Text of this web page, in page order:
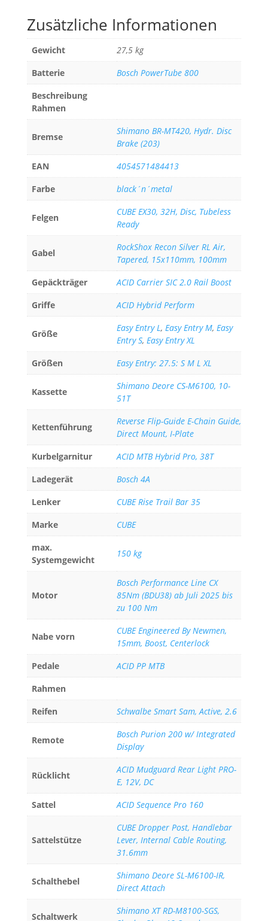
Menge
Zusätzliche Informationen
Gewicht
27,5 kg
Batterie
Bosch PowerTube 800
Beschreibung
Rahmen
Bremse
Shimano BR-MT420, Hydr. Disc
Brake (203)
EAN
4054571484413
Farbe
black´n´metal
Felgen
CUBE EX30, 32H, Disc, Tubeless
Ready
Gabel
RockShox Recon Silver RL Air,
Tapered, 15x110mm, 100mm
Gepäckträger
ACID Carrier SIC 2.0 Rail Boost
Griffe
ACID Hybrid Perform
Größe
Easy Entry L, Easy Entry M, Easy
Entry S, Easy Entry XL
Größen
Easy Entry: 27.5: S M L XL
Kassette
Shimano Deore CS-M6100, 10-
51T
Kettenführung
Reverse Flip-Guide E-Chain Guide,
Direct Mount, I-Plate
Kurbelgarnitur
ACID MTB Hybrid Pro, 38T
Ladegerät
Bosch 4A
Lenker
CUBE Rise Trail Bar 35
Marke
CUBE
max.
Systemgewicht
150 kg
Motor
Bosch Performance Line CX
85Nm (BDU38) ab Juli 2025 bis
zu 100 Nm
Nabe vorn
CUBE Engineered By Newmen,
15mm, Boost, Centerlock
Pedale
ACID PP MTB
Rahmen
Reifen
Schwalbe Smart Sam, Active, 2.6
Remote
Bosch Purion 200 w/ Integrated
Display
Rücklicht
ACID Mudguard Rear Light PRO-
E, 12V, DC
Sattel
ACID Sequence Pro 160
Sattelstütze
CUBE Dropper Post, Handlebar
Lever, Internal Cable Routing,
31.6mm
Schalthebel
Shimano Deore SL-M6100-IR,
Direct Attach
Schaltwerk
Shimano XT RD-M8100-SGS,